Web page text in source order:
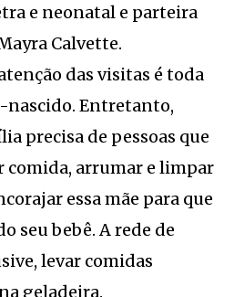
e neonatal e parteira
Calvette.
das visitas é toda
nascido. Entretanto,
precisa de pessoas que
comida, arrumar e limpar
essa mãe para que
seu bebê. A rede de
levar comidas
geladeira.